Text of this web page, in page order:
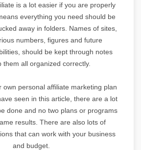
is a lot easier if you are properly
everything you need should be
away in folders. Names of sites,
numbers, figures and future
should be kept through notes
them all organized correctly.
own personal affiliate marketing plan
seen in this article, there are a lot
done and no two plans or programs
results. There are also lots of
that can work with your business
and budget.